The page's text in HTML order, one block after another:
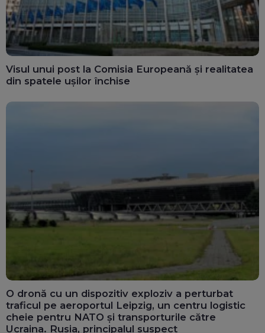
Visul unui post la Comisia Europeană și realitatea
din spatele ușilor închise
O dronă cu un dispozitiv exploziv a perturbat
traficul pe aeroportul Leipzig, un centru logistic
cheie pentru NATO și transporturile către
Ucraina. Rusia, principalul suspect